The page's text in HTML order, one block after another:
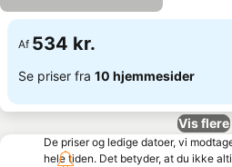
Af 534 kr.
Se priser fra 10 hjemmesider
Vis flere
De priser og ledige datoer, vi
hele tiden. Det betyder, at du ikke